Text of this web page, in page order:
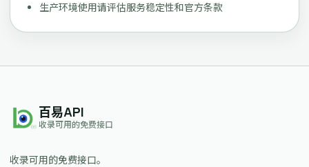
生产环境使用请评估服务稳定性和官方条款
百易API
收录可用的免费接口
收录可用的免费接口。